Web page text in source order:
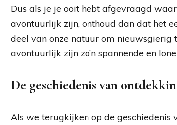
Dus als je je ooit hebt afgevraagd
avontuurlijk zijn, onthoud dan dat het
deel van onze natuur om nieuwsgierig
avontuurlijk zijn zo’n spannende en
De geschiedenis van
Als we terugkijken op de